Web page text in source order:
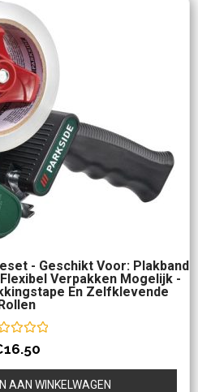
- Geschikt Voor: Plakband
Verpakken Mogelijk -
En Zelfklevende
16.50
AAN WINKELWAGEN